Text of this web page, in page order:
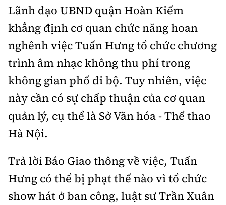
Tổng biên tập: Nguyễn Thị Hồng Nga
Phó Tổng biên tập: Nguyễn Sơn Tùng,
Nguyễn Đức Thắng, La Đức Hùng
Hotline:
0901 514 799
Quảng cáo và Phát hành:
0915 057 282
Email:bandoc@baoxaydung.vn
Cấm sao chép dưới mọi hình thức nếu không có sự
chấp thuận bằng văn bản.
Thông tin tòa
soạn
Lãnh đạo UBND quận Hoàn Kiếm
khẳng định cơ quan chức năng hoan
nghênh việc Tuấn Hưng tổ chức chương
trình âm nhạc không thu phí trong
không gian phố đi bộ. Tuy nhiên, việc
này cần có sự chấp thuận của cơ quan
quản lý, cụ thể là Sở Văn hóa - Thể thao
Hà Nội.
Trả lời Báo Giao thông về việc, Tuấn
Hưng có thể bị phạt thế nào vì tổ chức
show hát ở ban công, luật sư Trần Xuân